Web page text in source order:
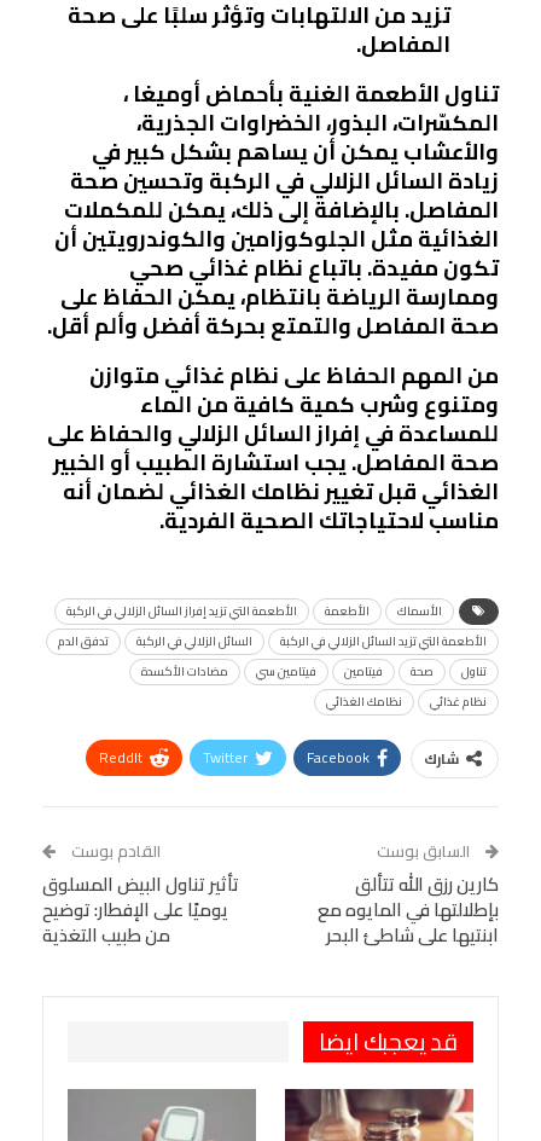
تزيد من الالتهابات وتؤثر سلبًا على صحة
المفاصل.
تناول الأطعمة الغنية بأحماض أوميغا ،
المكسّرات، البذور، الخضراوات الجذرية،
والأعشاب يمكن أن يساهم بشكل كبير في
زيادة السائل الزلالي في الركبة وتحسين صحة
المفاصل. بالإضافة إلى ذلك، يمكن للمكملات
الغذائية مثل الجلوكوزامين والكوندرويتين أن
تكون مفيدة. باتباع نظام غذائي صحي
وممارسة الرياضة بانتظام، يمكن الحفاظ على
صحة المفاصل والتمتع بحركة أفضل وألم أقل.
من المهم الحفاظ على نظام غذائي متوازن
ومتنوع وشرب كمية كافية من الماء
للمساعدة في إفراز السائل الزلالي والحفاظ على
صحة المفاصل. يجب استشارة الطبيب أو الخبير
الغذائي قبل تغيير نظامك الغذائي لضمان أنه
مناسب لاحتياجاتك الصحية الفردية.
الأسماك الأطعمة
الأطعمة التي تزيد إفراز السائل الزلالي في الركبة
الأطعمة التي تزيد السائل الزلالي في الركبة
السائل الزلالي في الركبة
تدفق الدم
تناول
صحة فيتامين فيتامين سي
مضادات الأكسدة
نظام غذائي
نظامك الغذائي
شارك Facebook
Twitter
ReddIt
Tumblr
البريد الإلكتروني
StumbleUpon
VK
Digg
LINE
BlackBerry
Viber
السابق بوست
كارين رزق الله تتألق
بإطلالتها في المايوه مع
ابنتيها على شاطئ البحر
القادم بوست
تأثير تناول البيض المسلوق
يوميًا على الإفطار: توضيح
من طبيب التغذية
قد يعجبك ايضا